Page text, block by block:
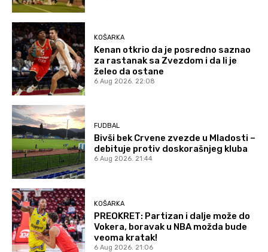
KOŠARKA
Kenan otkrio da je posredno saznao
za rastanak sa Zvezdom i da li je
želeo da ostane
6 Aug 2026. 22:08
FUDBAL
Bivši bek Crvene zvezde u Mladosti –
debituje protiv doskorašnjeg kluba
6 Aug 2026. 21:44
KOŠARKA
PREOKRET: Partizan i dalje može do
Vokera, boravak u NBA možda bude
veoma kratak!
6 Aug 2026. 21:06